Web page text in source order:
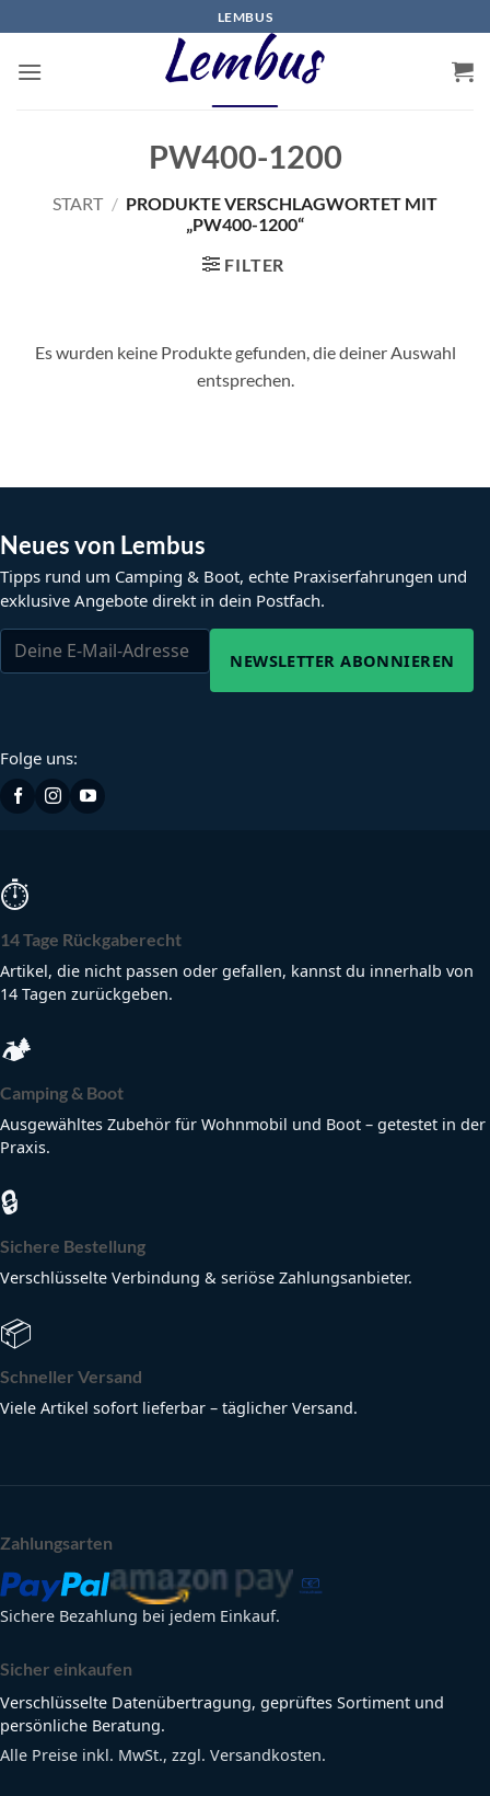
Inhalt
springen
LEMBUS
PW400-1200
START / PRODUKTE VERSCHLAGWORTET MIT
„PW400-1200“
FILTER
Es wurden keine Produkte gefunden, die deiner Auswahl
entsprechen.
Neues von Lembus
Tipps rund um Camping & Boot, echte Praxiserfahrungen und
exklusive Angebote direkt in dein Postfach.
NEWSLETTER ABONNIEREN
Folge uns:
⏱
14 Tage Rückgaberecht
Artikel, die nicht passen oder gefallen, kannst du innerhalb von
14 Tagen zurückgeben.
🏕
Camping & Boot
Ausgewähltes Zubehör für Wohnmobil und Boot – getestet in der
Praxis.
🔒
Sichere Bestellung
Verschlüsselte Verbindung & seriöse Zahlungsanbieter.
📦
Schneller Versand
Viele Artikel sofort lieferbar – täglicher Versand.
Zahlungsarten
Sichere Bezahlung bei jedem Einkauf.
Sicher einkaufen
Verschlüsselte Datenübertragung, geprüftes Sortiment und
persönliche Beratung.
Alle Preise inkl. MwSt., zzgl. Versandkosten.